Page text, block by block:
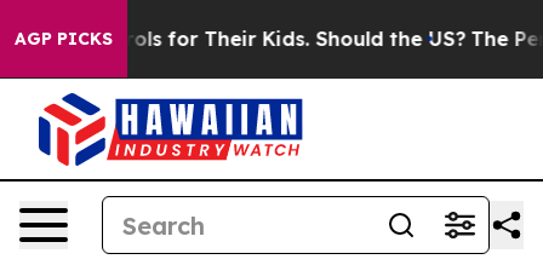
AGP PICKSfor Their Kids. Should the US? The Pentagon